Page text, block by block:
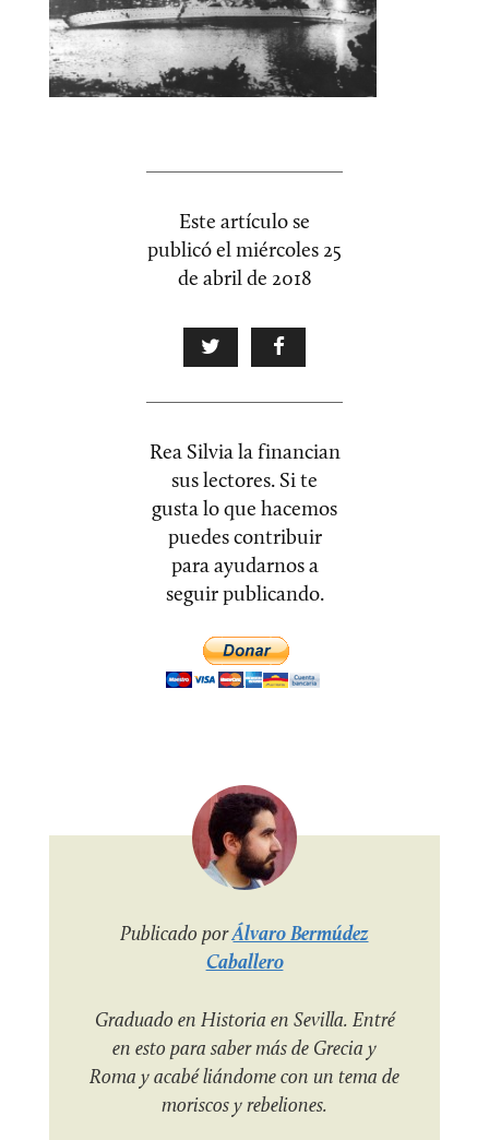
Este artículo se
publicó elmiércoles 25
de abril de 2018
Rea Silvia la financian
sus lectores. Si te
gusta lo que hacemos
puedes contribuir
para ayudarnos a
seguir publicando.
Publicado porÁlvaro Bermúdez
Caballero
Graduado en Historia en Sevilla. Entré
en esto para saber más de Grecia y
Roma y acabé liándome con un tema de
moriscos y rebeliones.